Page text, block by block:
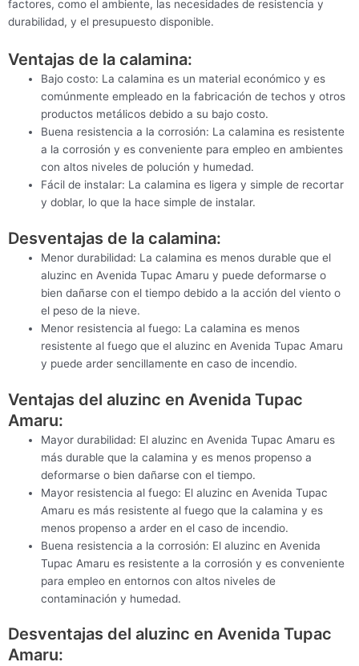
factores, como el ambiente, las necesidades de resistencia y
durabilidad, y el presupuesto disponible.
Ventajas de la calamina:
Bajo costo: La calamina es un material económico y es
comúnmente empleado en la fabricación de techos y otros
productos metálicos debido a su bajo costo.
Buena resistencia a la corrosión: La calamina es resistente
a la corrosión y es conveniente para empleo en ambientes
con altos niveles de polución y humedad.
Fácil de instalar: La calamina es ligera y simple de recortar
y doblar, lo que la hace simple de instalar.
Desventajas de la calamina:
Menor durabilidad: La calamina es menos durable que el
aluzinc en Avenida Tupac Amaru y puede deformarse o
bien dañarse con el tiempo debido a la acción del viento o
el peso de la nieve.
Menor resistencia al fuego: La calamina es menos
resistente al fuego que el aluzinc en Avenida Tupac Amaru
y puede arder sencillamente en caso de incendio.
Ventajas del aluzinc en Avenida Tupac
Amaru:
Mayor durabilidad: El aluzinc en Avenida Tupac Amaru es
más durable que la calamina y es menos propenso a
deformarse o bien dañarse con el tiempo.
Mayor resistencia al fuego: El aluzinc en Avenida Tupac
Amaru es más resistente al fuego que la calamina y es
menos propenso a arder en el caso de incendio.
Buena resistencia a la corrosión: El aluzinc en Avenida
Tupac Amaru es resistente a la corrosión y es conveniente
para empleo en entornos con altos niveles de
contaminación y humedad.
Desventajas del aluzinc en Avenida Tupac
Amaru: